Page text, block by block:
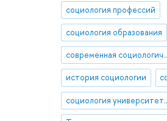
социология профессий
социология образования
современная
история социологии